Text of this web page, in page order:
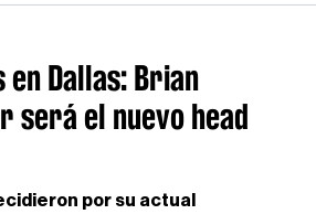
Dallas: Brian
será el nuevo head
por su actual